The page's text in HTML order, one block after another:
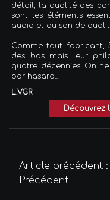
détail, la qualité des
sont les éléments
audio et au son de
Comme tout fabricant,
des bas mais leur
quatre décennies. On
par hasard....
L.VGR
Découvrez
Article précédent :
Précédent